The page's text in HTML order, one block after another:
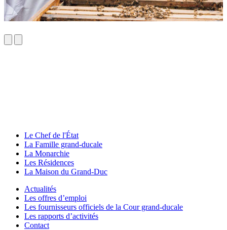
Le Chef de l'État
La Famille grand-ducale
La Monarchie
Les Résidences
La Maison du Grand-Duc
Actualités
Les offres d’emploi
Les fournisseurs officiels de la Cour grand-ducale
Les rapports d’activités
Contact